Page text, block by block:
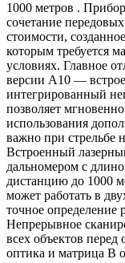
1000 метров .
сочетание
стоимости,
которым требуется
условиях. Главное
версии A10 —
интегрированный
позволяет
использования
важно при стрельбе
Встроенный
дальномером с
дистанцию до 1000
может работать в
точное определение
Непрерывное
всех объектов
оптика и матрица В